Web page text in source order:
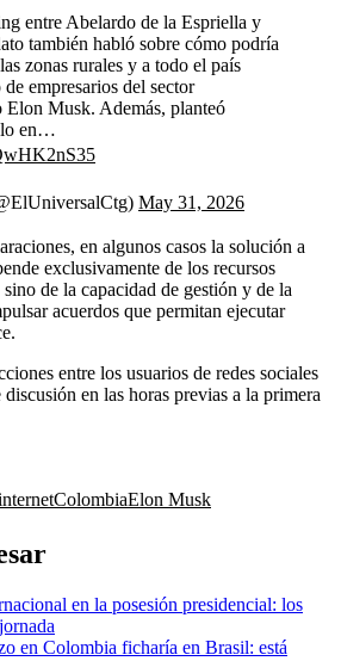
entre Abelardo de la Espriella y
también habló sobre cómo podría
zonas rurales y a todo el país
empresarios del sector
Elon Musk. Además, planteó
en…
May 31, 2026
en algunos casos la solución a
exclusivamente de los recursos
de la capacidad de gestión y de la
acuerdos que permitan ejecutar
entre los usuarios de redes sociales
en las horas previas a la primera
ColombiaElon Musk
en la posesión presidencial: los
en Colombia ficharía en Brasil: está